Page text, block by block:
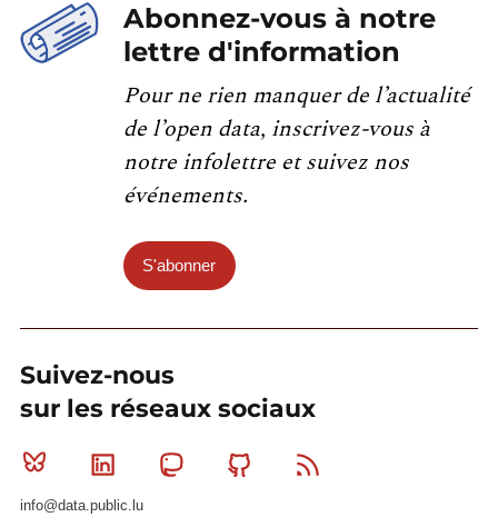
Abonnez-vous à notre
lettre d'information
Pour ne rien manquer de l’actualité
de l’open data, inscrivez-vous à
notre infolettre et suivez nos
événements.
S'abonner
Suivez-nous
sur les réseaux sociaux
Bluesky Linkedin MastodonGithub
info@data.public.lu